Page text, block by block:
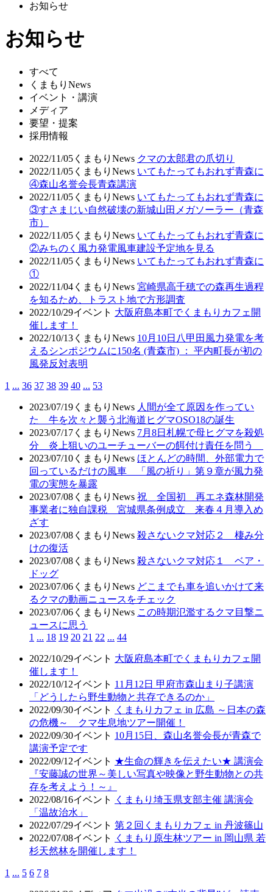
お知らせ
お知らせ
すべて
くまもりNews
イベント・講演
メディア
要望・提案
採用情報
2022/11/05 くまもりNews クマの太郎君の爪切り
2022/11/05 くまもりNews いてもたってもおれず青森に
④森山名誉会長青森講演
2022/11/05 くまもりNews いてもたってもおれず青森に
③すさまじい自然破壊の新城山田メガソーラー（青森
市）
2022/11/05 くまもりNews いてもたってもおれず青森に
②みちのく風力発電風車建設予定地を見る
2022/11/05 くまもりNews いてもたってもおれず青森に
①
2022/11/04 くまもりNews 宮崎県高千穂での森再生過程
を知るため、トラスト地で方形調査
2022/10/29イベント 大阪府島本町でくまもりカフェ開
催します！
2022/10/13 くまもりNews 10月10日八甲田風力発電を考
えるシンポジウムに150名 (青森市) ： 平内町長が初の
風発反対表明
1 ... 36 37 38 39 40 ... 53
2023/07/19 くまもりNews 人間が全て原因を作ってい
た 牛を次々と襲う北海道ヒグマOSO18の誕生
2023/07/17 くまもりNews 7月8日札幌で母ヒグマを殺処
分 炎上狙いのユーチューバーの餌付け責任を問う
2023/07/10 くまもりNews ほとんどの時間、外部電力で
回っているだけの風車 「風の祈り」第９章が風力発
電の実態を暴露
2023/07/08 くまもりNews 祝 全国初 再エネ森林開発
事業者に独自課税 宮城県条例成立 来春４月導入め
ざす
2023/07/08 くまもりNews 殺さないクマ対応２ 棲み分
けの復活
2023/07/08 くまもりNews 殺さないクマ対応１ ベア・
ドッグ
2023/07/06 くまもりNews どこまでも車を追いかけて来
るクマの動画ニュースをチェック
2023/07/06 くまもりNews この時期氾濫するクマ目撃ニ
ュースに思う
1 ... 18 19 20 21 22 ... 44
2022/10/29イベント 大阪府島本町でくまもりカフェ開
催します！
2022/10/12イベント 11月12日 甲府市森山まり子講演
「どうしたら野生動物と共存できるのか」
2022/09/30イベント
くまもりカフェ in 広島 ～日本の森
の危機～ クマ生息地ツアー開催！
2022/09/30イベント 10月15日、森山名誉会長が青森で
講演予定です
2022/09/12イベント ★生命の輝きを伝えたい★ 講演会
『安藤誠の世界～美しい写真や映像と野生動物との共
存を考えよう！～』
2022/08/16イベント
くまもり埼玉県支部主催 講演会
「温故治水」
2022/07/29イベント 第２回くまもりカフェ in 丹波篠山
2022/07/08イベント
くまもり原生林ツアー in 岡山県 若
杉天然林を開催します！
1 ... 5 6 7 8